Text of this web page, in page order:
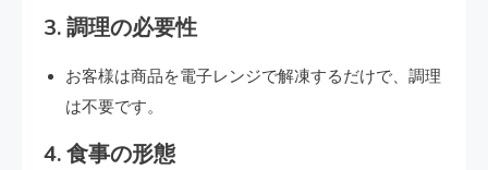
3.調理の必要性
お客様は商品を電子レンジで解凍するだけで、調理
は不要です。
4.食事の形態